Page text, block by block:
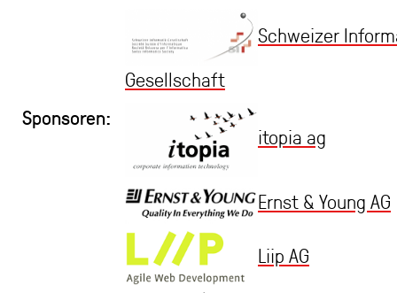
Schweizer
Gesellschaft
Sponsoren:
itopia ag
Ernst & Young AG
Liip AG